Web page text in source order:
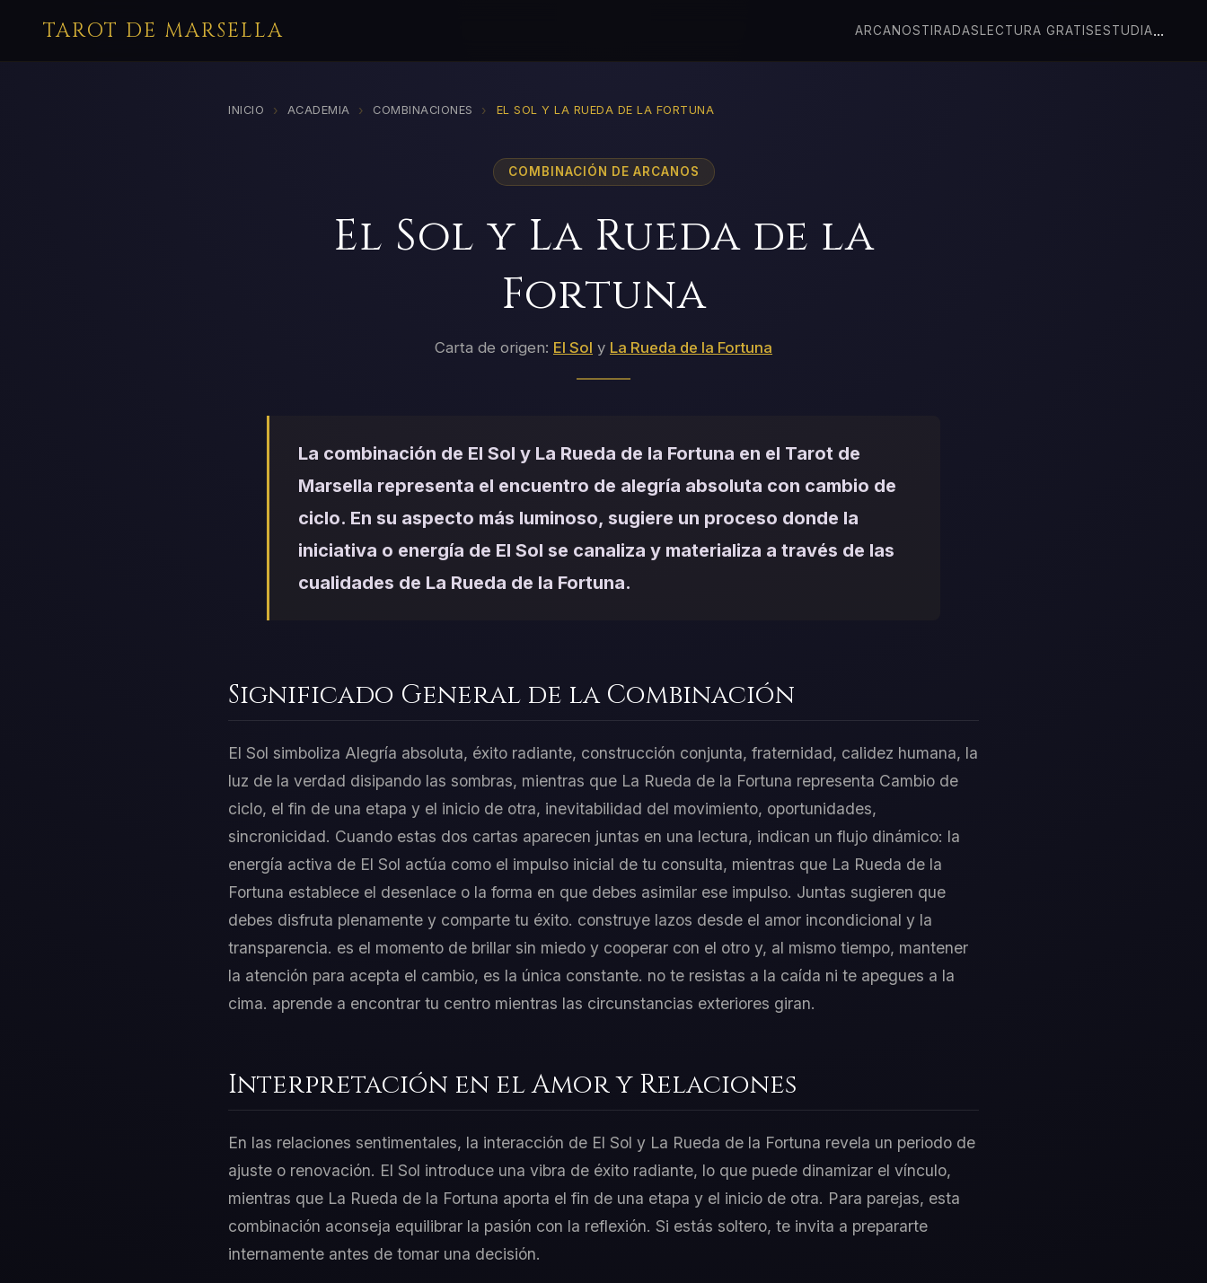
TAROT DE MARSELLA ARCANOSTIRADAS LECTURA GRATIS ESTUDIA...
INICIO › ACADEMIA › COMBINACIONES › EL SOL Y LA RUEDA DE LA FORTUNA
COMBINACIÓN DE ARCANOS
El Sol y La Rueda de la
Fortuna
Carta de origen: El Sol y La Rueda de la Fortuna
La combinación de El Sol y La Rueda de la Fortuna en el Tarot de
Marsella representa el encuentro de alegría absoluta con cambio de
ciclo. En su aspecto más luminoso, sugiere un proceso donde la
iniciativa o energía de El Sol se canaliza y materializa a través de las
cualidades de La Rueda de la Fortuna.
Significado General de la Combinación
El Sol simboliza Alegría absoluta, éxito radiante, construcción conjunta, fraternidad, calidez humana, la
luz de la verdad disipando las sombras, mientras que La Rueda de la Fortuna representa Cambio de
ciclo, el fin de una etapa y el inicio de otra, inevitabilidad del movimiento, oportunidades,
sincronicidad. Cuando estas dos cartas aparecen juntas en una lectura, indican un flujo dinámico: la
energía activa de El Sol actúa como el impulso inicial de tu consulta, mientras que La Rueda de la
Fortuna establece el desenlace o la forma en que debes asimilar ese impulso. Juntas sugieren que
debes disfruta plenamente y comparte tu éxito. construye lazos desde el amor incondicional y la
transparencia. es el momento de brillar sin miedo y cooperar con el otro y, al mismo tiempo, mantener
la atención para acepta el cambio, es la única constante. no te resistas a la caída ni te apegues a la
cima. aprende a encontrar tu centro mientras las circunstancias exteriores giran.
Interpretación en el Amor y Relaciones
En las relaciones sentimentales, la interacción de El Sol y La Rueda de la Fortuna revela un periodo de
ajuste o renovación. El Sol introduce una vibra de éxito radiante, lo que puede dinamizar el vínculo,
mientras que La Rueda de la Fortuna aporta el fin de una etapa y el inicio de otra. Para parejas, esta
combinación aconseja equilibrar la pasión con la reflexión. Si estás soltero, te invita a prepararte
internamente antes de tomar una decisión.